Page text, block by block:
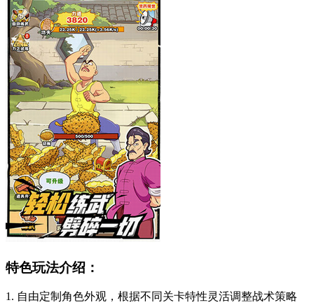
特色玩法介绍：
1. 自由定制角色外观，根据不同关卡特性灵活调整战术策略